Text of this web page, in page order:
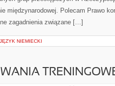
międzynarodowej. Polecam Prawo
zagadnienia związane […]
NIEMIECKI